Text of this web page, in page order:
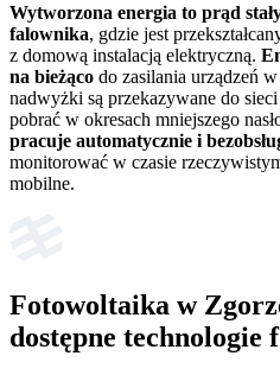
Wytworzona energia to prąd
falownika, gdzie jest
z domową instalacją elektryczną.
na bieżąco do zasilania urządzeń
nadwyżki są przekazywane do
pobrać w okresach mniejszego
pracuje automatycznie i
monitorować w czasie
mobilne.
Fotowoltaika w
dostępne technologie